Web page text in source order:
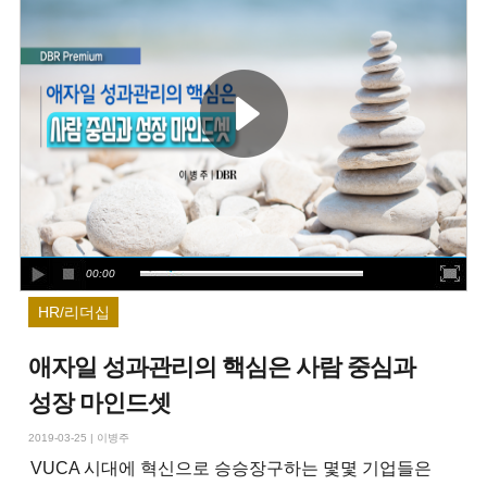
00:00
HR/리더십
애자일 성과관리의 핵심은 사람 중심과
성장 마인드셋
2019-03-25 | 이병주
VUCA 시대에 혁신으로 승승장구하는 몇몇 기업들은